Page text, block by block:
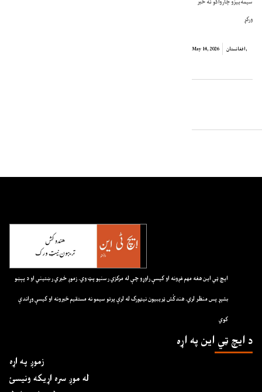
ورکړ
May 14, 2026 افغانستان,
ايچ ټي اين هغه مهم غږونه او کيسې راوړو چې له مرکزي رسنيو پټ وي. زموږ خبري رښتيني او د پېښو
بشپړ پس منظر لري. هندکُش ټريبيون نيټورک له لرې پرتو سيمو نه مستقيم خبرونه او کيسې وړاندې
کوي
د ايچ ټي اين په اړه
زموږ په اړه
له موږ سره اړیکه ونیسئ